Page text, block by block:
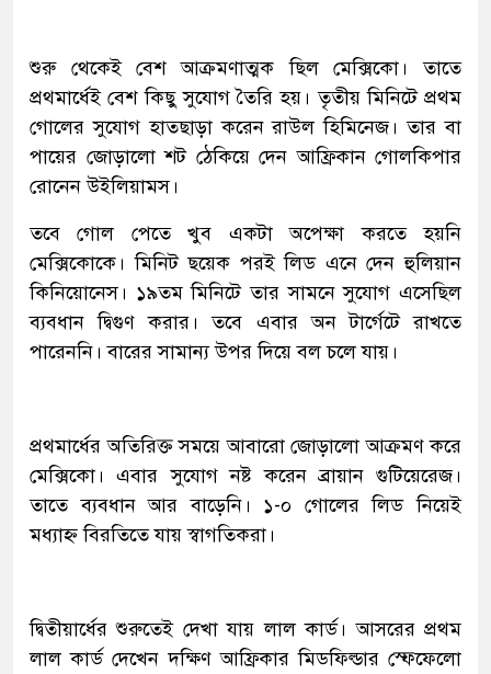
শুরু থেকেই বেশ আক্রমণাত্মক ছিল মেক্সিকো। তাতে
প্রথমার্ধেই বেশ কিছু সুযোগ তৈরি হয়। তৃতীয় মিনিটে প্রথম
গোলের সুযোগ হাতছাড়া করেন রাউল হিমিনেজ। তার বা
পায়ের জোড়ালো শট ঠেকিয়ে দেন আফ্রিকান গোলকিপার
রোনেন উইলিয়ামস।
তবে গোল পেতে খুব একটা অপেক্ষা করতে হয়নি
মেক্সিকোকে। মিনিট ছয়েক পরই লিড এনে দেন হুলিয়ান
কিনিয়োনেস। ১৯তম মিনিটে তার সামনে সুযোগ এসেছিল
ব্যবধান দ্বিগুণ করার। তবে এবার অন টার্গেটে রাখতে
পারেননি। বারের সামান্য উপর দিয়ে বল চলে যায়।
প্রথমার্ধের অতিরিক্ত সময়ে আবারো জোড়ালো আক্রমণ করে
মেক্সিকো। এবার সুযোগ নষ্ট করেন ব্রায়ান গুটিয়েরেজ।
তাতে ব্যবধান আর বাড়েনি। ১-০ গোলের লিড নিয়েই
মধ্যাহ্ন বিরতিতে যায় স্বাগতিকরা।
দ্বিতীয়ার্ধের শুরুতেই দেখা যায় লাল কার্ড। আসরের প্রথম
লাল কার্ড দেখেন দক্ষিণ আফ্রিকার মিডফিল্ডার স্ফেফেলো